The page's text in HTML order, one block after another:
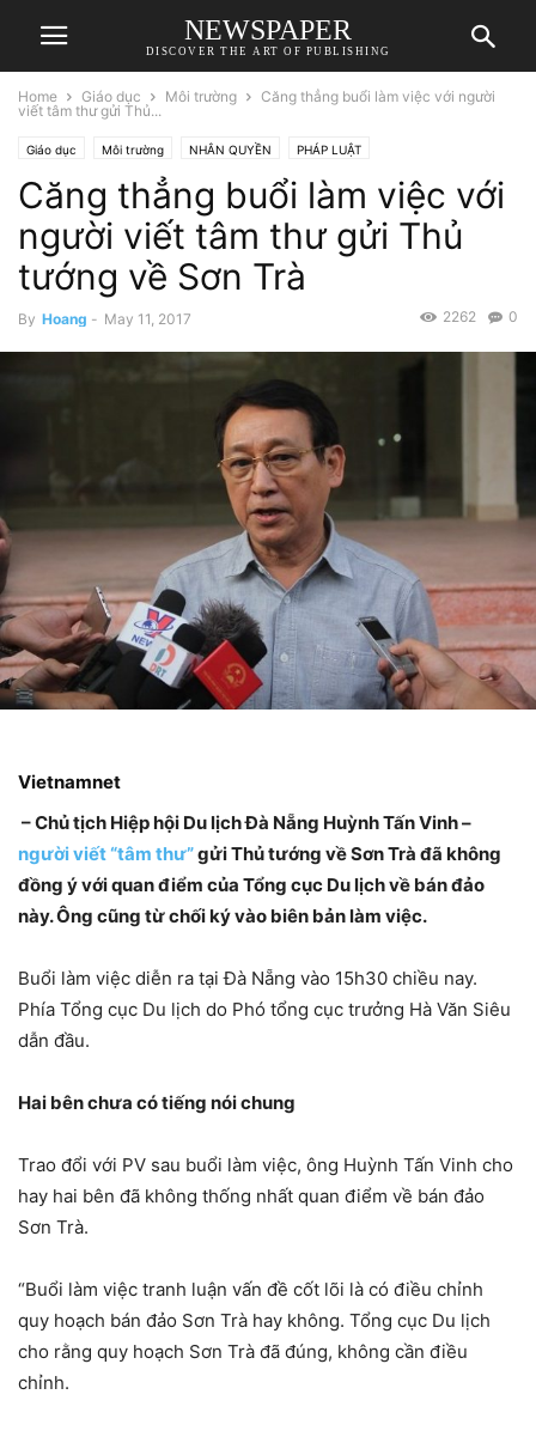
NEWSPAPER
DISCOVER THE ART OF PUBLISHING
Home Giáo dục Môi trường
Căng thẳng buổi làm việc với người
viết tâm thư gửi Thủ...
Giáo dục Môi trường NHÂN QUYỀN PHÁP LUẬT
Căng thẳng buổi làm việc với
người viết tâm thư gửi Thủ
tướng về Sơn Trà
By Hoang - May 11, 2017 0
2262
Vietnamnet
– Chủ tịch Hiệp hội Du lịch Đà Nẵng Huỳnh Tấn Vinh –
người viết “tâm thư”gửi Thủ tướng về Sơn Trà đã không
đồng ý với quan điểm của Tổng cục Du lịch về bán đảo
này. Ông cũng từ chối ký vào biên bản làm việc.
Buổi làm việc diễn ra tại Đà Nẵng vào 15h30 chiều nay.
Phía Tổng cục Du lịch do Phó tổng cục trưởng Hà Văn Siêu
dẫn đầu.
Hai bên chưa có tiếng nói chung
Trao đổi với PV sau buổi làm việc, ông Huỳnh Tấn Vinh cho
hay hai bên đã không thống nhất quan điểm về bán đảo
Sơn Trà.
“Buổi làm việc tranh luận vấn đề cốt lõi là có điều chỉnh
quy hoạch bán đảo Sơn Trà hay không. Tổng cục Du lịch
cho rằng quy hoạch Sơn Trà đã đúng, không cần điều
chỉnh.